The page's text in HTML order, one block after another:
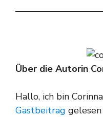
Über die Autorin
Hallo, ich bin
Gastbeitrag